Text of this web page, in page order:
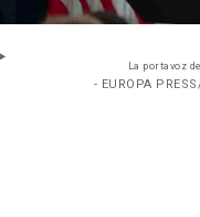
La portavoz
- EUROPA